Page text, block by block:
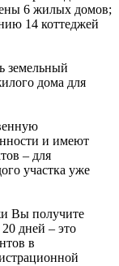
6 жилых домов;
14 коттеджей
земельный
дома для
и имеют
– для
участка уже
Вы получите
дней – это
в